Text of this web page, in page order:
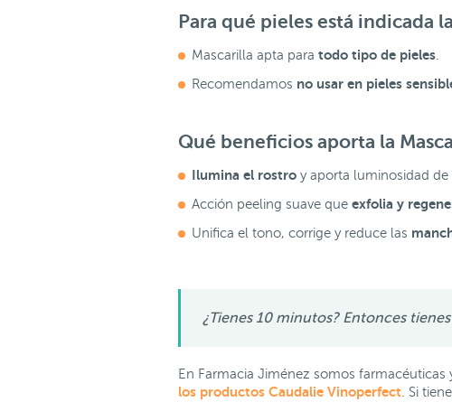
Para qué pieles está indicada la
Mascarilla apta para todo tipo de pieles
Recomendamos no usar en pieles
Qué beneficios aporta la
Ilumina el rostro y aporta luminosidad de
Acción peeling suave que exfolia y
Unifica el tono, corrige y reduce las
¿Tienes 10 minutos? Entonces
En Farmacia Jiménez somos
los productos Caudalie Vinoperfect . Si